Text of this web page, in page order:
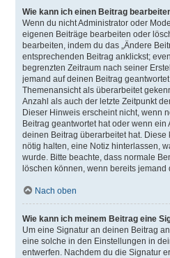
Wie kann ich einen Beitrag
Wenn du nicht Administrator oder
eigenen Beiträge bearbeiten oder
bearbeiten, indem du das „Ändere
entsprechenden Beitrag anklickst;
begrenzten Zeitraum nach seiner
jemand auf deinen Beitrag
Themenansicht als überarbeitet
Anzahl als auch der letzte Zeitpunkt
Dieser Hinweis erscheint nicht, wenn
Beitrag geantwortet hat oder wenn
deinen Beitrag überarbeitet hat.
nötig halten, eine Notiz hinterlassen,
wurde. Bitte beachte, dass normale
löschen können, wenn bereits jemand
Nach oben
Wie kann ich meinem Beitrag eine
Um eine Signatur an deinen Beitrag
eine solche in den Einstellungen in
entwerfen. Nachdem du die Signatur